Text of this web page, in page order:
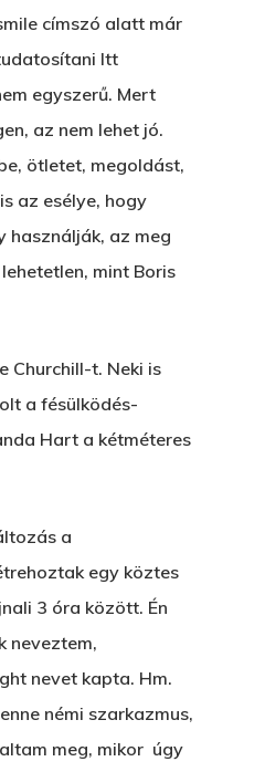
címszó alatt már
Itt
egyszerű. Mert
az nem lehet jó.
ötletet, megoldást,
az esélye, hogy
használják, az meg
mint Boris
Churchill-t. Neki is
a fésülködés-
Hart a kétméteres
a
egy köztes
3 óra között. Én
neveztem,
nevet kapta. Hm.
némi szarkazmus,
meg, mikor úgy